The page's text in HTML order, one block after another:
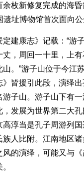
余枚新修复完成的海
遗址博物馆首次面向
康志》记载：“游子
丈，周回一十里，上
。”游子山位于今江
》皆援引此段，演绎
游子山。游子山下有
，发展为世界第二大
高淳当是孔子周游列
族人比附。江南地区
的演绎，可能又与《